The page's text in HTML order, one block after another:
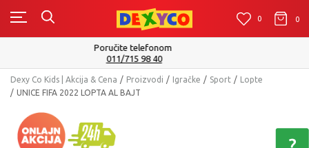
0 0 0
Isporuku možete očekivati u roku od 2 do 4 radna dana!
Pogledaj više
Dexy Co Kids | Akcija & Cena Proizvodi Igračke Sport
Lopte
UNICE FIFA 2022 LOPTA AL BAJT